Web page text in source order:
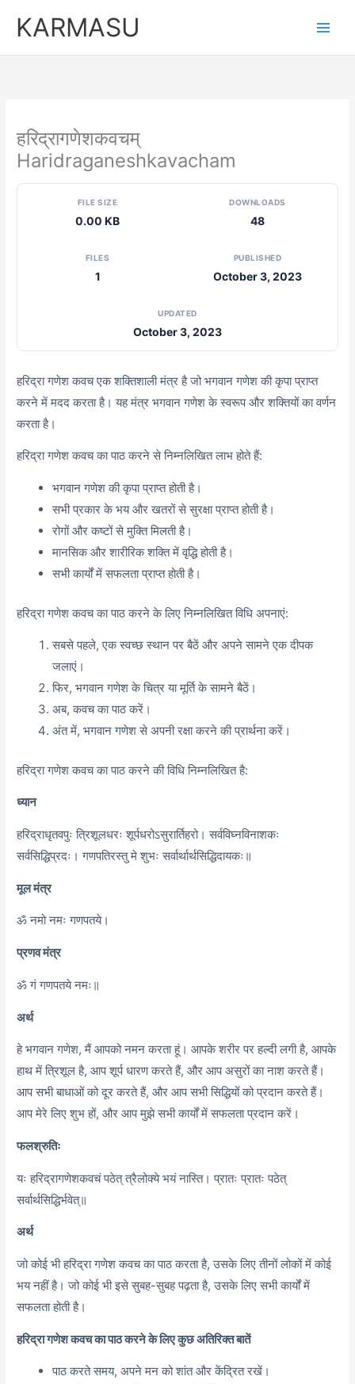
KARMASU
हरिद्रागणेशकवचम्
Haridraganeshkavacham
FILE SIZE
0.00 KB
DOWNLOADS
48
FILES
1
PUBLISHED
October 3, 2023
UPDATED
October 3, 2023
हरिद्रा गणेश कवच एक शक्तिशाली मंत्र है जो भगवान गणेश की कृपा प्राप्त
करने में मदद करता है। यह मंत्र भगवान गणेश के स्वरूप और शक्तियों का वर्णन
करता है।
हरिद्रा गणेश कवच का पाठ करने से निम्नलिखित लाभ होते हैं:
भगवान गणेश की कृपा प्राप्त होती है।
सभी प्रकार के भय और खतरों से सुरक्षा प्राप्त होती है।
रोगों और कष्टों से मुक्ति मिलती है।
मानसिक और शारीरिक शक्ति में वृद्धि होती है।
सभी कार्यों में सफलता प्राप्त होती है।
हरिद्रा गणेश कवच का पाठ करने के लिए निम्नलिखित विधि अपनाएं:
सबसे पहले, एक स्वच्छ स्थान पर बैठें और अपने सामने एक दीपक
जलाएं।
फिर, भगवान गणेश के चित्र या मूर्ति के सामने बैठें।
अब, कवच का पाठ करें।
अंत में, भगवान गणेश से अपनी रक्षा करने की प्रार्थना करें।
हरिद्रा गणेश कवच का पाठ करने की विधि निम्नलिखित है:
ध्यान
हरिद्राधृतवपुः त्रिशूलधरः शूर्पधरोऽसुरार्तिहरो। सर्वविघ्नविनाशकः
सर्वसिद्धिप्रदः। गणपतिरस्तु मे शुभः सर्वार्थार्थसिद्धिदायकः॥
मूल मंत्र
ॐ नमो नमः गणपतये।
प्रणव मंत्र
ॐ गं गणपतये नमः॥
अर्थ
हे भगवान गणेश, मैं आपको नमन करता हूं। आपके शरीर पर हल्दी लगी है, आपके
हाथ में त्रिशूल है, आप शूर्प धारण करते हैं, और आप असुरों का नाश करते हैं।
आप सभी बाधाओं को दूर करते हैं, और आप सभी सिद्धियों को प्रदान करते हैं।
आप मेरे लिए शुभ हों, और आप मुझे सभी कार्यों में सफलता प्रदान करें।
फलश्रुतिः
यः हरिद्रागणेशकवचं पठेत् त्रैलोक्ये भयं नास्ति। प्रातः प्रातः पठेत्
सर्वार्थसिद्धिर्भवेत्॥
अर्थ
जो कोई भी हरिद्रा गणेश कवच का पाठ करता है, उसके लिए तीनों लोकों में कोई
भय नहीं है। जो कोई भी इसे सुबह-सुबह पढ़ता है, उसके लिए सभी कार्यों में
सफलता होती है।
हरिद्रा गणेश कवच का पाठ करने के लिए कुछ अतिरिक्त बातें
पाठ करते समय, अपने मन को शांत और केंद्रित रखें।